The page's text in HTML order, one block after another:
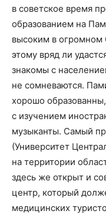
в советское время
образованием на
высоким в огромном
этому вряд ли
знакомы с
не сомневаются.
хорошо
с изучением
музыканты. Самый
(Университет
на территории
здесь же открыт и
центр, который
медицинских